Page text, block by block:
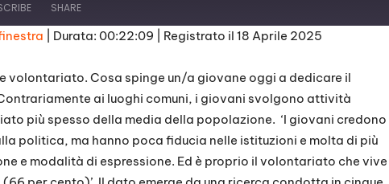
SHARE
Durata: 00:22:09 Registrato il 18 Aprile 2025
volontariato. Cosa spinge un/a giovane oggi a dedicare il
ai luoghi comuni, i giovani svolgono attività
più spesso della media della popolazione. ‘I giovani credono
politica, ma hanno poca fiducia nelle istituzioni e molta di più
e modalità di espressione. Ed è proprio il volontariato che vive